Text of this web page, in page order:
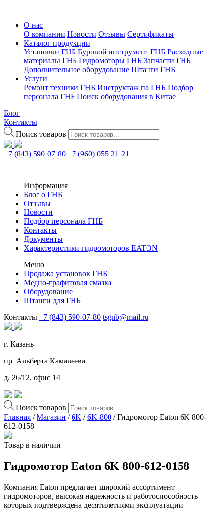
О нас
О компании Новости Отзывы Сертификаты
Каталог продукции
Установки ГНБ Буровой инструмент ГНБ Расходные
материалы ГНБ Гидромоторы ГНБ Запчасти ГНБ
Дополнительное оборудование Штанги ГНБ
Услуги
Ремонт техники ГНБ Инструктаж по ГНБ Подбор
персонала ГНБ Поиск оборудования в Китае
Блог
Контакты
Поиск товаров
+7 (843) 590-07-80 +7 (960) 055-21-21
Информация
Блог о ГНБ
Отзывы
Новости
Подбор персонала ГНБ
Контакты
Документы
Характеристики гидромоторов EATON
Меню
Продажа установок ГНБ
Медно-графитовая смазка
Оборудование
Штанги для ГНБ
Контакты +7 (843) 590-07-80 tsgnb@mail.ru
г. Казань
пр. Альберта Камалеева
д. 26/12, офис 14
Поиск товаров
Главная /Магазин /6K /6K-800 / Гидромотор Eaton 6K 800-
612-0158
Товар в наличии
Гидромотор Eaton 6K 800-612-0158
Компания Eaton предлагает широкий ассортимент
гидромоторов, высокая надежность и работоспособность
которых подтверждена десятилетиями эксплуатации.